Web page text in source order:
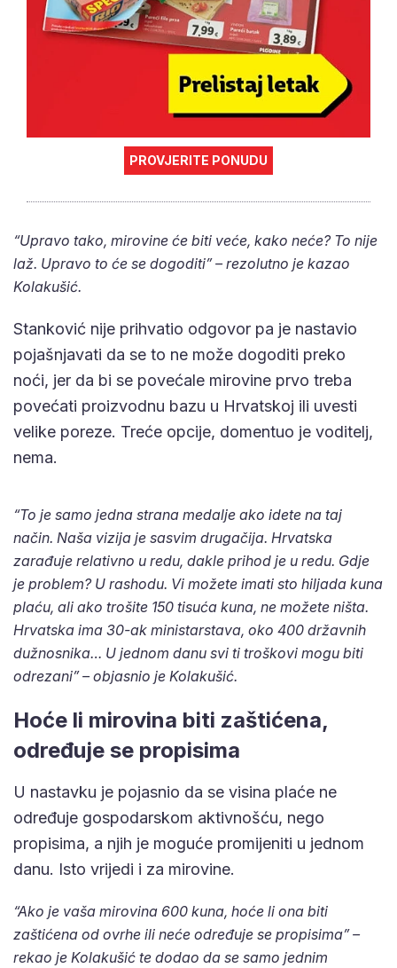
PROVJERITE PONUDU
“Upravo tako, mirovine će biti veće, kako neće? To nije
laž. Upravo to će se dogoditi” – rezolutno je kazao
Kolakušić.
Stanković nije prihvatio odgovor pa je nastavio
pojašnjavati da se to ne može dogoditi preko
noći, jer da bi se povećale mirovine prvo treba
povećati proizvodnu bazu u Hrvatskoj ili uvesti
velike poreze. Treće opcije, domentuo je voditelj,
nema.
“To je samo jedna strana medalje ako idete na taj
način. Naša vizija je sasvim drugačija. Hrvatska
zarađuje relativno u redu, dakle prihod je u redu. Gdje
je problem? U rashodu. Vi možete imati sto hiljada kuna
plaću, ali ako trošite 150 tisuća kuna, ne možete ništa.
Hrvatska ima 30-ak ministarstava, oko 400 državnih
dužnosnika… U jednom danu svi ti troškovi mogu biti
odrezani” – objasnio je Kolakušić.
Hoće li mirovina biti zaštićena,
određuje se propisima
U nastavku je pojasnio da se visina plaće ne
određuje gospodarskom aktivnošću, nego
propisima, a njih je moguće promijeniti u jednom
danu. Isto vrijedi i za mirovine.
“Ako je vaša mirovina 600 kuna, hoće li ona biti
zaštićena od ovrhe ili neće određuje se propisima” –
rekao je Kolakušić te dodao da se samo jednim